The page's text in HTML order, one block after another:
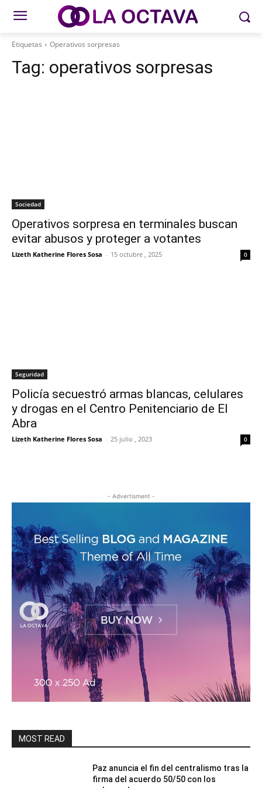
Etiquetas Operativos sorpresas
Tag: operativos sorpresas
Sociedad
Operativos sorpresa en terminales buscan
evitar abusos y proteger a votantes
Lizeth Katherine Flores Sosa - 15 octubre , 2025 0
Seguridad
Policía secuestró armas blancas, celulares
y drogas en el Centro Penitenciario de El
Abra
Lizeth Katherine Flores Sosa - 25 julio , 2023 0
- Advertisment -
MOST READ
Paz anuncia el fin del centralismo tras la
firma del acuerdo 50/50 con los